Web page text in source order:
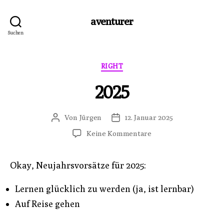
Suchen
aventurer
Kategorien
RIGHT
2025
Beitragsautor
Von Jürgen Veröffentlichungsdatum
12. Januar 2025
Keine Kommentarezu
Okay, Neujahrsvorsätze für 2025:
Lernen glücklich zu werden (ja, ist lernbar)
Auf Reise gehen